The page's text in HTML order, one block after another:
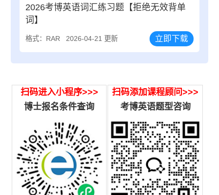
2026考博英语词汇练习题【拒绝无效背单
词】
格式：RAR 2026-04-21 更新 立即下载
扫码进入小程序>>>
博士报名条件查询
扫码添加课程顾问>>>
考博英语题型咨询